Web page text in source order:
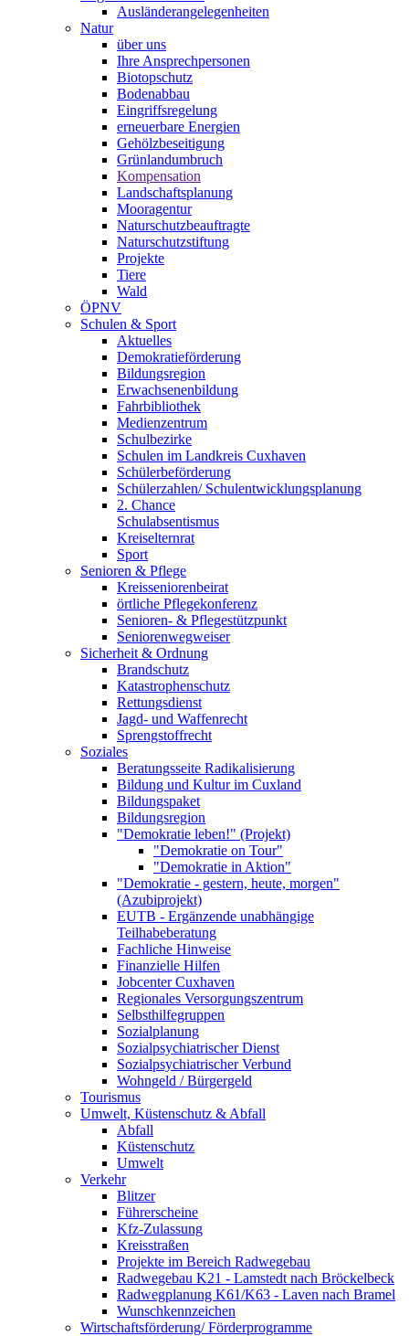
Ausländerangelegenheiten
Natur
über uns
Ihre Ansprechpersonen
Biotopschutz
Bodenabbau
Eingriffsregelung
erneuerbare Energien
Gehölzbeseitigung
Grünlandumbruch
Kompensation
Landschaftsplanung
Mooragentur
Naturschutzbeauftragte
Naturschutzstiftung
Projekte
Tiere
Wald
ÖPNV
Schulen & Sport
Aktuelles
Demokratieförderung
Bildungsregion
Erwachsenenbildung
Fahrbibliothek
Medienzentrum
Schulbezirke
Schulen im Landkreis Cuxhaven
Schülerbeförderung
Schülerzahlen/ Schulentwicklungsplanung
2. Chance
Schulabsentismus
Kreiselternrat
Sport
Senioren & Pflege
Kreisseniorenbeirat
örtliche Pflegekonferenz
Senioren- & Pflegestützpunkt
Seniorenwegweiser
Sicherheit & Ordnung
Brandschutz
Katastrophenschutz
Rettungsdienst
Jagd- und Waffenrecht
Sprengstoffrecht
Soziales
Beratungsseite Radikalisierung
Bildung und Kultur im Cuxland
Bildungspaket
Bildungsregion
"Demokratie leben!" (Projekt)
"Demokratie on Tour"
"Demokratie in Aktion"
"Demokratie - gestern, heute, morgen"
(Azubiprojekt)
EUTB - Ergänzende unabhängige
Teilhabeberatung
Fachliche Hinweise
Finanzielle Hilfen
Jobcenter Cuxhaven
Regionales Versorgungszentrum
Selbsthilfegruppen
Sozialplanung
Sozialpsychiatrischer Dienst
Sozialpsychiatrischer Verbund
Wohngeld / Bürgergeld
Tourismus
Umwelt, Küstenschutz & Abfall
Abfall
Küstenschutz
Umwelt
Verkehr
Blitzer
Führerscheine
Kfz-Zulassung
Kreisstraßen
Projekte im Bereich Radwegebau
Radwegebau K21 - Lamstedt nach Bröckelbeck
Radwegplanung K61/K63 - Laven nach Bramel
Wunschkennzeichen
Wirtschaftsförderung/ Förderprogramme